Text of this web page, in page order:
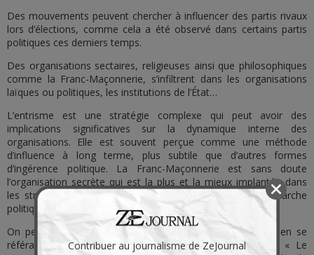
Des mouvements peuvent chercher à influencer des partis rivaux
lors d’élections, comme cela a été observé dans certains partis
politiques ces derniers temps.
Des organisations sectaires, religieuses ainsi que philosophiques
comme la Franc-Maçonnerie, s’infiltrent dans les organisations
laïques ou politiques, les institutions de l’État…
L’entrisme est une stratégie complexe qui peut avoir des
implications significatives sur la dynamique interne des
organisations. Elle est souvent perçue comme une méthode
d’influence à long terme, plus subtile que d’autres formes
d’ingérence politique. La Franc-Maçonnerie est sans doute
l’organisation secrète qui est la plus et la mieux implantée dans
les structures de l’État profond français et qui dirige la marche
politique de la France à l’insu des Français.
On peut en apprendre plus et de manière plus détaillée en se
référant au Chapitre 20 du livre de Jean-Yves Jézéquel, « Le
Contribuer au journalisme de ZeJournal